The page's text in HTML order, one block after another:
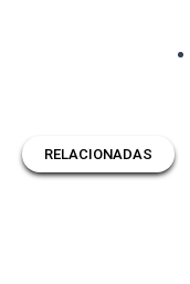
RELACIONADAS